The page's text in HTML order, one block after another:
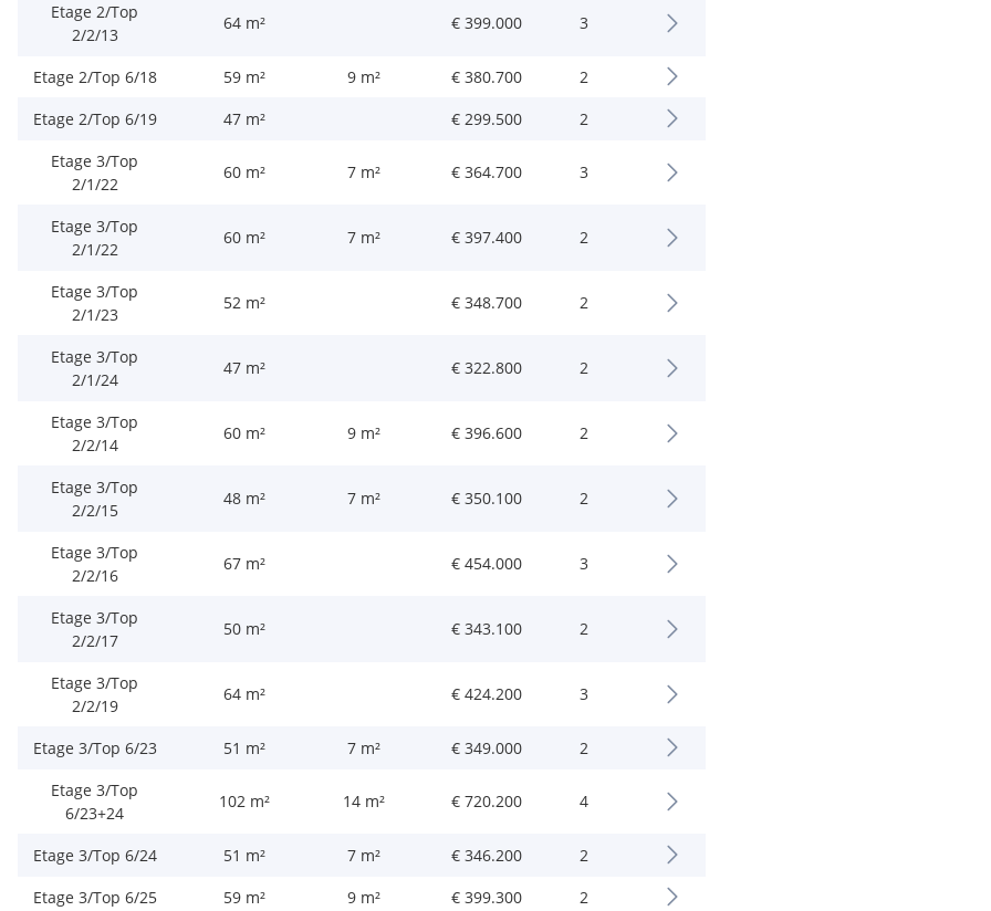
Etage 2/Top
2/2/13
64 m² € 399.000 3
Etage 2/Top 6/18 59 m² 9 m² € 380.700
2
Etage 2/Top 6/19
47 m² € 299.500
2
Etage 3/Top
2/1/22
60 m² 7 m² € 364.700 3
Etage 3/Top
2/1/22
60 m² 7 m² € 397.400 2
Etage 3/Top
2/1/23
52 m² € 348.700 2
Etage 3/Top
2/1/24
47 m² € 322.800 2
Etage 3/Top
2/2/14
60 m² 9 m² € 396.600 2
Etage 3/Top
2/2/15
48 m² 7 m² € 350.100 2
Etage 3/Top
2/2/16
67 m² € 454.000 3
Etage 3/Top
2/2/17
50 m² € 343.100 2
Etage 3/Top
2/2/19
64 m² € 424.200 3
Etage 3/Top 6/23 51 m² 7 m² € 349.000
2
Etage 3/Top
6/23+24
102 m² 14 m² € 720.200 4
Etage 3/Top 6/24 51 m² 7 m² € 346.200
2
Etage 3/Top 6/25
59 m² 9 m² € 399.300 2